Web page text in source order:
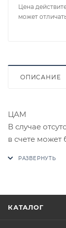
Цена
может
ОПИСАНИЕ
ЦАМ
В случае
в счете может
КАТАЛОГ